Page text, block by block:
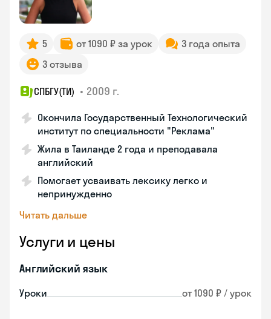
5 от 1090 ₽ за урок
3 года опыта
3 отзыва
СПБГУ(ТИ) • 2009 г.
Окончила Государственный Технологический
институт по специальности "Реклама"
Жила в Таиланде 2 года и преподавала
английский
Помогает усваивать лексику легко и
непринужденно
Читать дальше
Услуги и цены
Английский язык
Уроки от 1090 ₽ / урок